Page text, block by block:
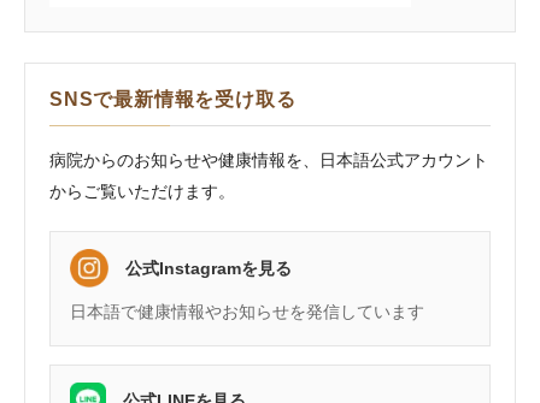
SNSで最新情報を受け取る
病院からのお知らせや健康情報を、日本語公式アカウント
からご覧いただけます。
公式Instagramを見る
日本語で健康情報やお知らせを発信しています